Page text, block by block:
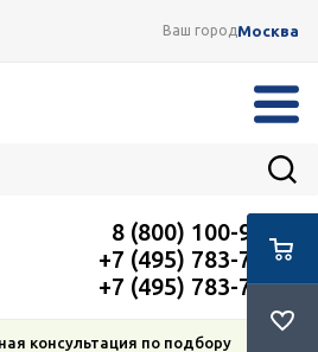
Ваш городМосква
8 (800) 100-91-12
+7 (495) 783-72-87
+7 (495) 783-72-87
консультация по подбору